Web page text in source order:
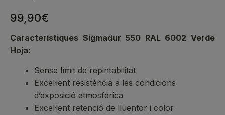
99,90€
Característiques Sigmadur 550 RAL 6002 Verde
Hoja:
Sense límit de repintabilitat
Excel·lent resistència a les condicions
d’exposició atmosfèrica
Excel·lent retenció de lluentor i color